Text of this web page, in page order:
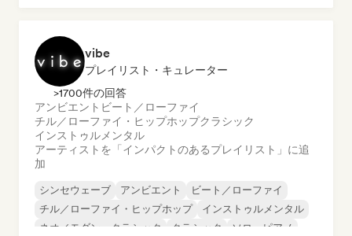
vibe
プレイリスト・キュレーター
>1700件の回答
アンビエント ビート／ローファイ
チル／ローファイ・ヒップホップクラシック
インストゥルメンタル
アーティストを「インパクトのあるプレイリスト」に追
加
シンセウェーブ アンビエント
ビート／ローファイ
チル／ローファイ・ヒップホップ
インストゥルメンタル
ネオ／モダン・クラシック
クラシック ソロ・ピアノ